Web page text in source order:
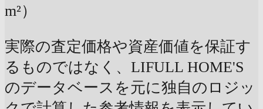
m²）
実際の査定価格や資産価値を保証す
るものではなく、LIFULL HOME'S
のデータベースを元に独自のロジッ